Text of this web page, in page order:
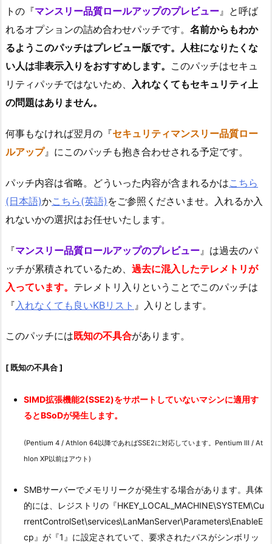
トの『マンスリー品質ロールアップのプレビュー』と呼ば
れるオプションの詰め合わせパッチです。 名前からもわか
るようこのパッチはプレビュー版です。人柱になりたくな
い人は非表示入りをおすすめします。 このパッチはセキュ
リティパッチではないため、 入れなくてもセキュリティ上
の問題はありません。
何事もなければ翌月の『セキュリティマンスリー品質ロー
ルアップ』にこのパッチも抱き合わせされる予定です。
パッチ内容は省略。どういった内容が含まれるかはこちら
(日本語)かこちら(英語) をご参照くださいませ。入れるか入
れないかの選択はお任せいたします。
『マンスリー品質ロールアップのプレビュー 』は過去のパ
ッチが累積されているため、 過去に混入したテレメトリが
入っています。 テレメトリ入りということでこのパッチは
『 入れなくても良いKBリスト 』入りとします。
このパッチには既知の不具合があります。
[ 既知の不具合 ]
SIMD拡張機能2(SSE2)をサポートしていないマシンに適用す
るとBSoDが発生します。
(Pentium 4 / Athlon 64以降であればSSE2に対応しています。Pentium III / At
hlon XP以前はアウト)
SMBサーバーでメモリリークが発生する場合があります。具体
的には、レジストリの『HKEY_LOCAL_MACHINE\SYSTEM\Cu
rrentControlSet\services\LanManServer\Parameters\EnableE
cp』が『1』に設定されていて、要求されたパスがシンボリッ